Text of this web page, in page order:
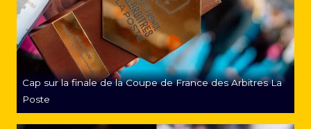
Cap sur la finale de la Coupe de France des Arbitres La
Poste